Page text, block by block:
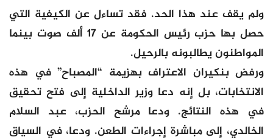
ولم يقف عند هذا الحد. فقد تساءل عن الكيفية التي
حصل بها حزب رئيس الحكومة عن 17 ألف صوت بينما
المواطنون يطالبونه بالرحيل.
ورفض بنكيران الاعتراف بهزيمة “المصباح” في هذه
الانتخابات، بل إنه دعا وزير الداخلية إلى فتح تحقيق
في هذه النتائج. ودعا مرشح الحزب، عبد السلام
الخالدي، إلى مباشرة إجراءات الطعن. ودعا، في السياق